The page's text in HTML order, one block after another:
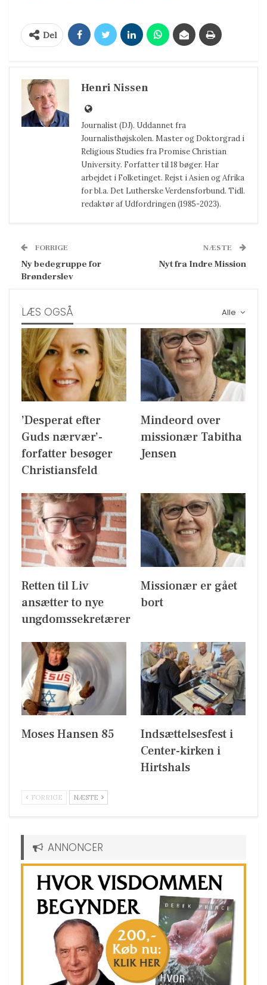
Del
Henri Nissen
Journalist (DJ). Uddannet fra
Journalisthøjskolen. Master og Doktorgrad i
Religious Studies fra Promise Christian
University. Forfatter til 18 bøger. Har
arbejdet i Folketinget. Rejst i Asien og Afrika
for bl.a. Det Lutherske Verdensforbund. Tidl.
redaktør af Udfordringen (1985-2023).
FORRIGE
Ny bedegruppe for
Brønderslev
NÆSTE
Nyt fra Indre Mission
Alle
LÆS OGSÅ
’Desperat efter
Guds nærvær’-
forfatter besøger
Christiansfeld
Mindeord over
missionær Tabitha
Jensen
Retten til Liv
ansætter to nye
ungdomssekretærer
Missionær er gået
bort
Moses Hansen 85
Indsættelsesfest i
Center-kirken i
Hirtshals
FORRIGE NÆSTE
ANNONCER